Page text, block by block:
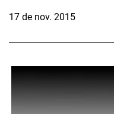
17 de nov. 2015